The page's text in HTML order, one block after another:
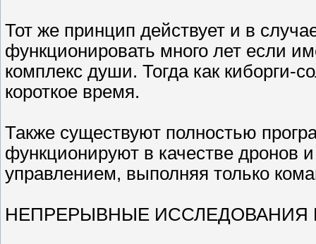
Тот же принцип действует и в
функционировать много лет если
комплекс души. Тогда как киборги-
короткое время.
Также существуют полностью
функционируют в качестве дронов
управлением, выполняя только
НЕПРЕРЫВНЫЕ ИССЛЕДОВАНИЯ